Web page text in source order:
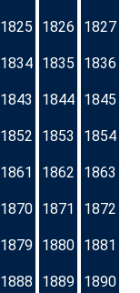
1825 1826 1827
1834 1835 1836
1843 1844 1845
1852 1853 1854
1861 1862 1863
1870 1871 1872
1879 1880 1881
1888 1889 1890